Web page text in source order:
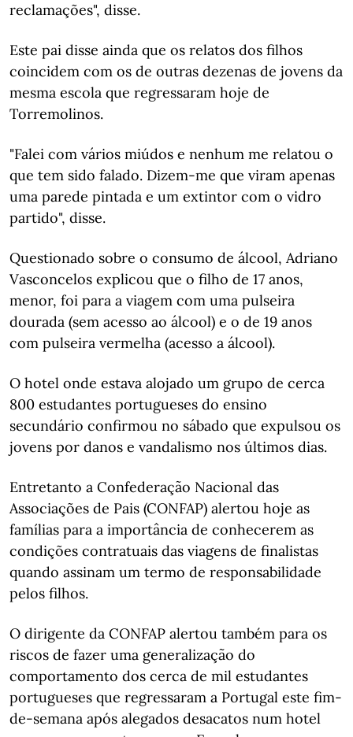
reclamações", disse.
Este pai disse ainda que os relatos dos filhos
coincidem com os de outras dezenas de jovens da
mesma escola que regressaram hoje de
Torremolinos.
"Falei com vários miúdos e nenhum me relatou o
que tem sido falado. Dizem-me que viram apenas
uma parede pintada e um extintor com o vidro
partido", disse.
Questionado sobre o consumo de álcool, Adriano
Vasconcelos explicou que o filho de 17 anos,
menor, foi para a viagem com uma pulseira
dourada (sem acesso ao álcool) e o de 19 anos
com pulseira vermelha (acesso a álcool).
O hotel onde estava alojado um grupo de cerca
800 estudantes portugueses do ensino
secundário confirmou no sábado que expulsou os
jovens por danos e vandalismo nos últimos dias.
Entretanto a Confederação Nacional das
Associações de Pais (CONFAP) alertou hoje as
famílias para a importância de conhecerem as
condições contratuais das viagens de finalistas
quando assinam um termo de responsabilidade
pelos filhos.
O dirigente da CONFAP alertou também para os
riscos de fazer uma generalização do
comportamento dos cerca de mil estudantes
portugueses que regressaram a Portugal este fim-
de-semana após alegados desacatos num hotel